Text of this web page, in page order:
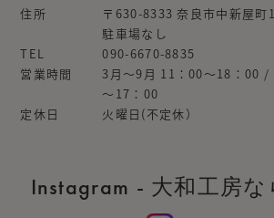
住所 〒630-8333 奈良市中新屋町
駐車場なし
TEL
090-6670-8835
営業時間
3月～9月 11：00～18：00 /
～17：00
定休日
火曜日(不定休）
Instagram - 大和工房